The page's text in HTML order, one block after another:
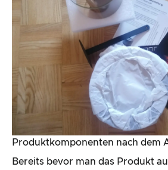
Produktkomponenten nach dem
Bereits bevor man das Produkt